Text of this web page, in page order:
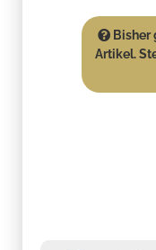
Bisher
Artikel.